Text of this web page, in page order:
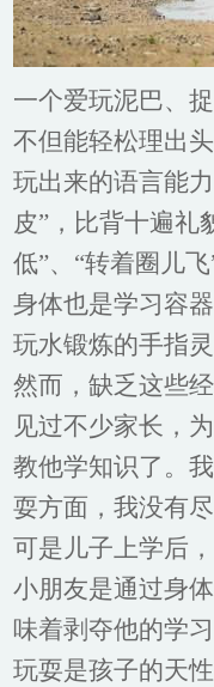
一个爱玩泥巴、
不但能轻松理出
玩出来的语言能
皮”，比背十遍礼
低”、“转着圈儿
身体也是学习容
玩水锻炼的手指
然而，缺乏这些
见过不少家长，
教他学知识了。
耍方面，我没有
可是儿子上学后
小朋友是通过身
味着剥夺他的学
玩耍是孩子的天